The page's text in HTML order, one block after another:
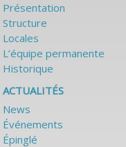
Présentation
Structure
Locales
L’équipe permanente
Historique
ACTUALITÉS
News
Événements
Épinglé